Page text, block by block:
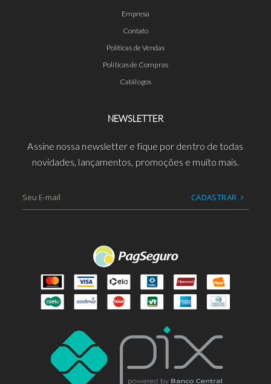
Empresa
Contato
Políticas de Vendas
Políticas de Compras
Catálogos
NEWSLETTER
Assine nossa newsletter e fique por dentro de todas
novidades, lançamentos, promoções e muito mais.
CADASTRAR